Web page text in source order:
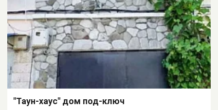
"Таун-хаус" дом под-ключ